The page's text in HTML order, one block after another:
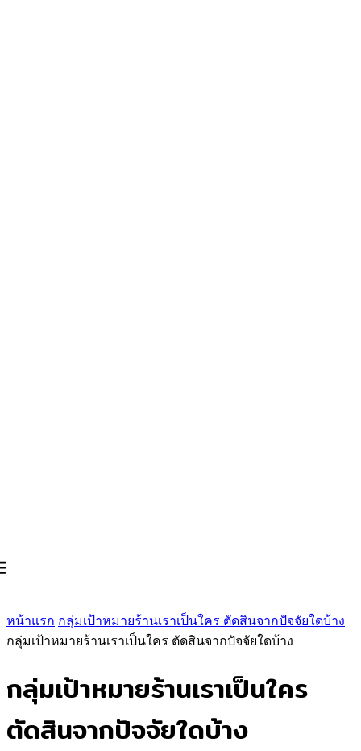
หน้าแรก กลุ่มเป้าหมายร้านเราเป็นใคร ตัดสินจากปัจจัยใดบ้าง
กลุ่มเป้าหมายร้านเราเป็นใคร ตัดสินจากปัจจัยใดบ้าง
กลุ่มเป้าหมายร้านเราเป็นใคร
ตัดสินจากปัจจัยใดบ้าง